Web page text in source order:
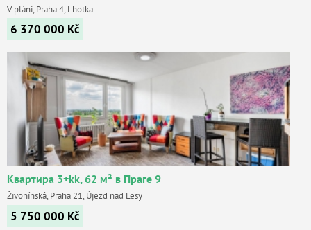
V pláni, Praha 4, Lhotka
6 370 000 Kč
Квартира 3+kk, 62 м² в Праге 9
Živonínská, Praha 21, Újezd nad Lesy
5 750 000 Kč